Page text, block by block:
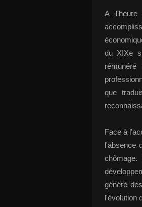
A
du XIXe
que
Face à
l'absence
généré
l'évolution